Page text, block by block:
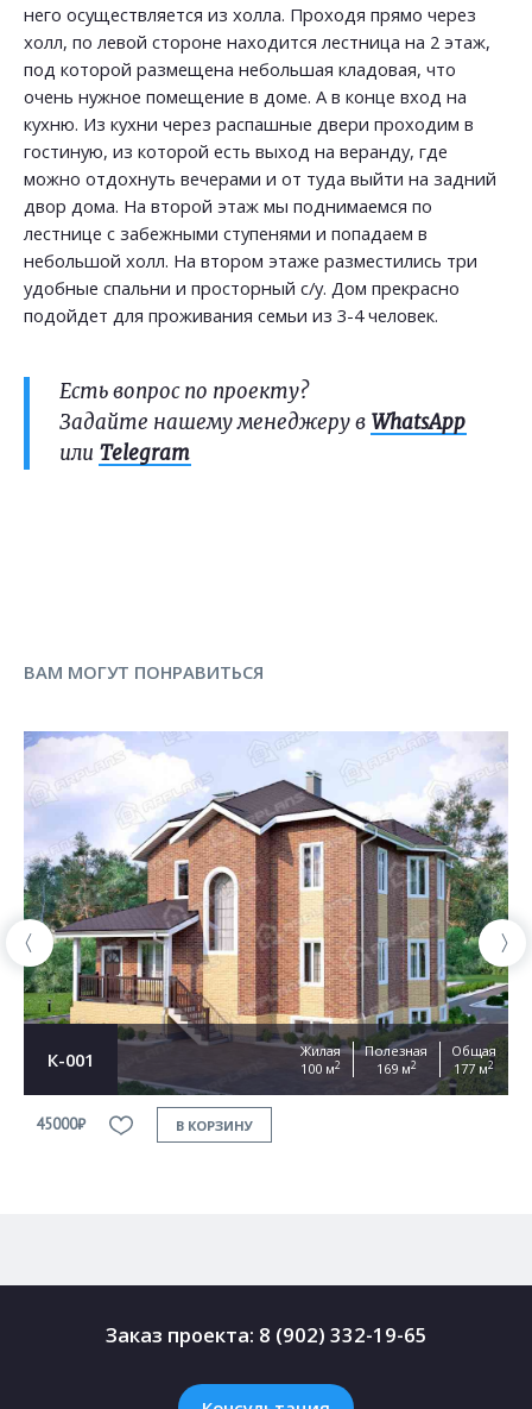
него осуществляется из холла. Проходя прямо через
холл, по левой стороне находится лестница на 2 этаж,
под которой размещена небольшая кладовая, что
очень нужное помещение в доме. А в конце вход на
кухню. Из кухни через распашные двери проходим в
гостиную, из которой есть выход на веранду, где
можно отдохнуть вечерами и от туда выйти на задний
двор дома. На второй этаж мы поднимаемся по
лестнице с забежными ступенями и попадаем в
небольшой холл. На втором этаже разместились три
удобные спальни и просторный с/у. Дом прекрасно
подойдет для проживания семьи из 3-4 человек.
Есть вопрос по проекту?
Задайте нашему менеджеру в WhatsApp
или Telegram
ВАМ МОГУТ ПОНРАВИТЬСЯ
К-001
Жилая
100 м2
Полезная
169 м2
Общая
177 м2
45000₽ В КОРЗИНУ
Заказ проекта: 8 (902) 332-19-65